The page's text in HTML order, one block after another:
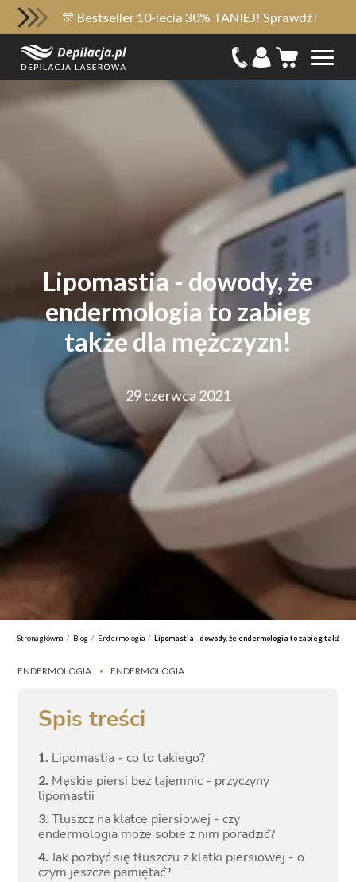
🎊 Bestseller 10-lecia 30% TANIEJ! Sprawdź!
Lipomastia - dowody, że
endermologia to zabieg
także dla mężczyzn!
29 czerwca 2021
Strona główna / Blog / Endermologia / Lipomastia - dowody, że endermologia to zabieg także
ENDERMOLOGIA • ENDERMOLOGIA
Spis treści
1. Lipomastia - co to takiego?
2. Męskie piersi bez tajemnic - przyczyny
lipomastii
3. Tłuszcz na klatce piersiowej - czy
endermologia może sobie z nim poradzić?
4. Jak pozbyć się tłuszczu z klatki piersiowej - o
czym jeszcze pamiętać?